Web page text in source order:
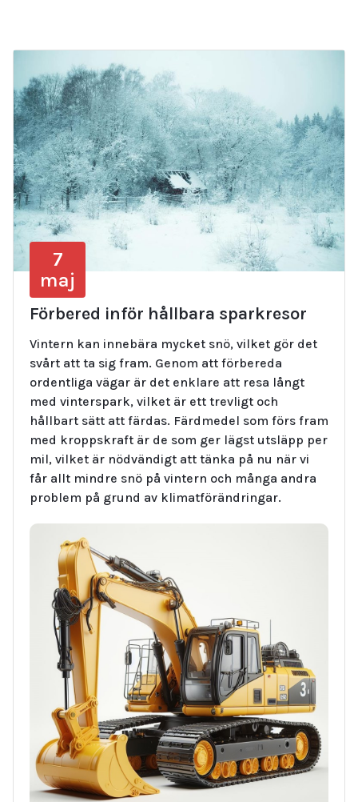
7
maj
Förbered inför hållbara sparkresor
Vintern kan innebära mycket snö, vilket gör det
svårt att ta sig fram. Genom att förbereda
ordentliga vägar är det enklare att resa långt
med vinterspark, vilket är ett trevligt och
hållbart sätt att färdas. Färdmedel som förs fram
med kroppskraft är de som ger lägst utsläpp per
mil, vilket är nödvändigt att tänka på nu när vi
får allt mindre snö på vintern och många andra
problem på grund av klimatförändringar.